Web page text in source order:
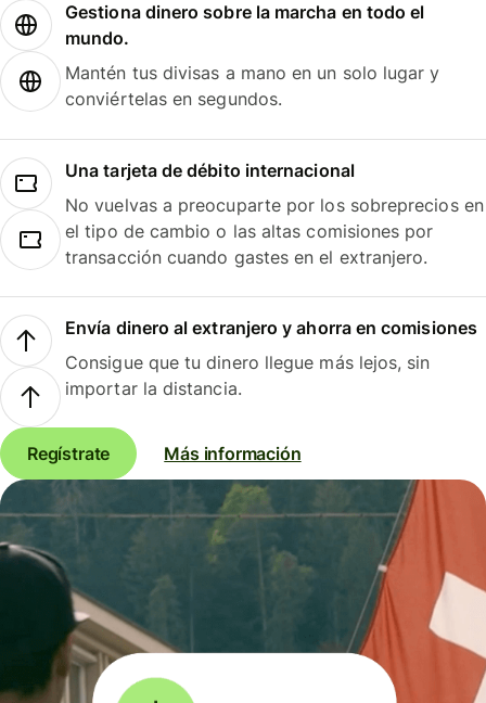
Gestiona dinero sobre la marcha en todo el
mundo.
Mantén tus divisas a mano en un solo lugar y
conviértelas en segundos.
Una tarjeta de débito internacional
No vuelvas a preocuparte por los sobreprecios en
el tipo de cambio o las altas comisiones por
transacción cuando gastes en el extranjero.
Envía dinero al extranjero y ahorra en comisiones
Consigue que tu dinero llegue más lejos, sin
importar la distancia.
Regístrate Más información